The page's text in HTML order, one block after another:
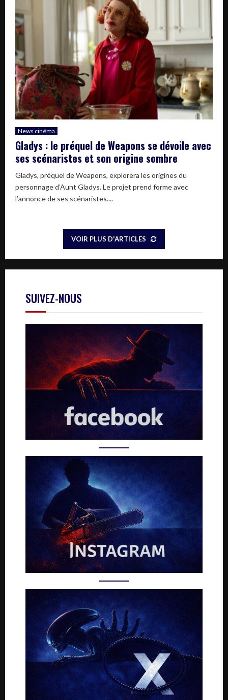
News cinéma
Gladys : le préquel de Weapons se dévoile avec
ses scénaristes et son origine sombre
Gladys, préquel de Weapons, explorera les origines du
personnage d’Aunt Gladys. Le projet prend forme avec
l’annonce de ses scénaristes....
VOIR PLUS D'ARTICLES
SUIVEZ-NOUS